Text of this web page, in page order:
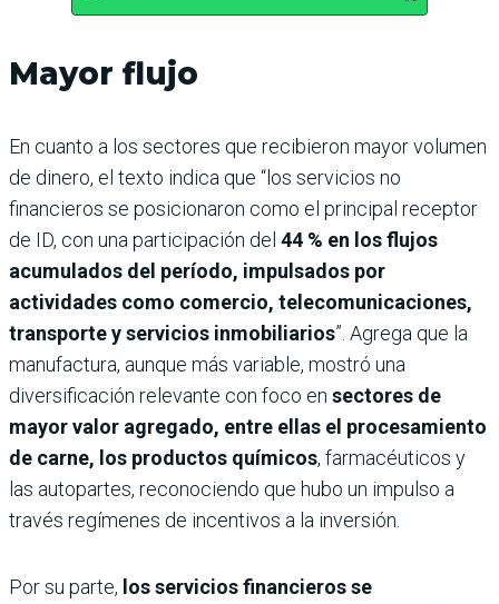
Mayor flujo
En cuanto a los sectores que recibieron mayor volumen
de dinero, el texto indica que “los servicios no
financieros se posicionaron como el principal receptor
de ID, con una participación del 44 % en los flujos
acumulados del período, impulsados por
actividades como comercio, telecomunicaciones,
transporte y servicios inmobiliarios”. Agrega que la
manufactura, aunque más variable, mostró una
diversificación relevante con foco en sectores de
mayor valor agregado, entre ellas el procesamiento
de carne, los productos químicos, farmacéuticos y
las autopartes, reconociendo que hubo un impulso a
través regímenes de incentivos a la inversión.
Por su parte, los servicios financieros se